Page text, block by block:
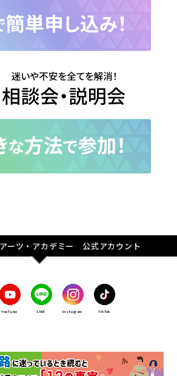
ーツ・アカデミー 公式アカウント
YouTube LINE Instagram TikTok